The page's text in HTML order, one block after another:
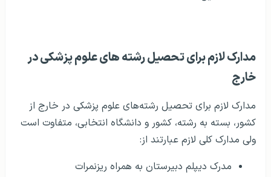
مدارک لازم برای تحصیل رشته های علوم پزشکی در
خارج
مدارک لازم برای تحصیل رشته‌های علوم پزشکی در خارج از
کشور، بسته به رشته، کشور و دانشگاه انتخابی، متفاوت است
ولی مدارک کلی لازم عبارتند از:
مدرک دیپلم دبیرستان به همراه ریزنمرات